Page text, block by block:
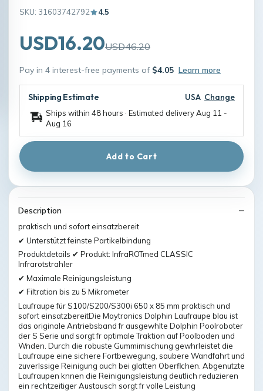
SKU: 31603742792 4.5
USD16.20USD46.20
Pay in 4 interest-free payments of $4.05 Learn more
Shipping Estimate USA Change
Ships within 48 hours · Estimated deliveryAug 11 -
Aug 16
Add to Cart
Description
praktisch und sofort einsatzbereit
✔ Unterstützt feinste Partikelbindung
Produktdetails ✔ Produkt: InfraROTmed CLASSIC
Infrarotstrahler
✔ Maximale Reinigungsleistung
✔ Filtration bis zu 5 Mikrometer
Laufraupe für S100/S200/S300i 650 x 85 mm praktisch und
sofort einsatzbereitDie Maytronics Dolphin Laufraupe blau ist
das originale Antriebsband fr ausgewhlte Dolphin Poolroboter
der S Serie und sorgt fr optimale Traktion auf Poolboden und
Wnden. Durch die robuste Gummimischung gewhrleistet die
Laufraupe eine sichere Fortbewegung, saubere Wandfahrt und
zuverlssige Reinigung auch bei glatten Oberflchen. Abgenutzte
Laufraupen knnen die Reinigungsleistung deutlich reduzieren
ein rechtzeitiger Austausch sorgt fr volle Leistung